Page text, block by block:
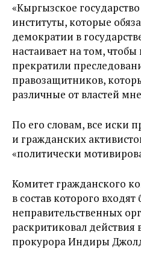
«Кыргызское
институты, которые
демократии в
настаивает на том, чтобы
прекратили
правозащитников,
различные от властей
По его словам, все иски
и гражданских
«политически
Комитет гражданского
в состав которого входят
неправительственных
раскритиковал действия
прокурора Индиры